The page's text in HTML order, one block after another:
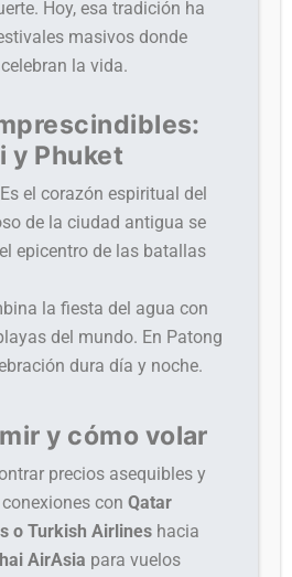
Hoy, esa tradición ha
masivos donde
la vida.
y Phuket
Es el corazón espiritual del
de la ciudad antigua se
epicentro de las batallas
la fiesta del agua con
del mundo. En Patong
dura día y noche.
y cómo volar
precios asequibles y
conQatar
o Turkish Airlines hacia
AirAsia para vuelos